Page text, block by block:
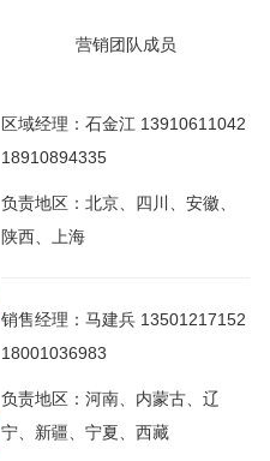
营销团队成员
区域经理：石金江 13910611042
18910894335
负责地区：北京、四川、安徽、
陕西、上海
销售经理：马建兵 13501217152
18001036983
负责地区：河南、内蒙古、辽
宁、新疆、宁夏、西藏